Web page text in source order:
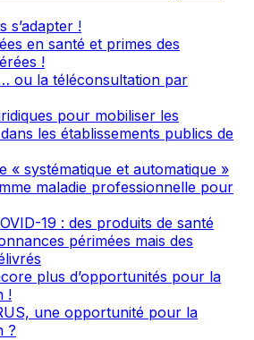
s’adapter !
en santé et primes des
!
ou la téléconsultation par
pour mobiliser les
les établissements publics de
« systématique et automatique »
maladie professionnelle pour
19 : des produits de santé
périmées mais des
plus d’opportunités pour la
!
une opportunité pour la
?